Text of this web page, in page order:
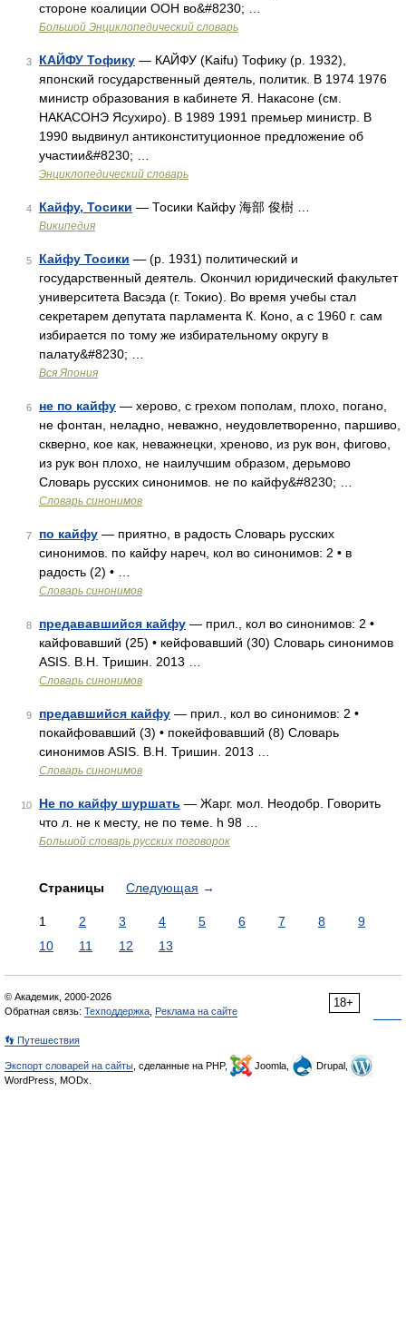
стороне коалиции ООН во&#8230; …
Большой Энциклопедический словарь
3 КАЙФУ Тофику — КАЙФУ (Kaifu) Тофику (р. 1932),
японский государственный деятель, политик. В 1974 1976
министр образования в кабинете Я. Накасоне (см.
НАКАСОНЭ Ясухиро). В 1989 1991 премьер министр. В
1990 выдвинул антиконституционное предложение об
участии&#8230; …
Энциклопедический словарь
4 Кайфу, Тосики — Тосики Кайфу 海部 俊樹 …
Википедия
5 Кайфу Тосики — (р. 1931) политический и
государственный деятель. Окончил юридический факультет
университета Васэда (г. Токио). Во время учебы стал
секретарем депутата парламента К. Коно, а с 1960 г. сам
избирается по тому же избирательному округу в
палату&#8230; …
Вся Япония
6 не по кайфу — херово, с грехом пополам, плохо, погано,
не фонтан, неладно, неважно, неудовлетворенно, паршиво,
скверно, кое как, неважнецки, хреново, из рук вон, фигово,
из рук вон плохо, не наилучшим образом, дерьмово
Словарь русских синонимов. не по кайфу&#8230; …
Словарь синонимов
7 по кайфу — приятно, в радость Словарь русских
синонимов. по кайфу нареч, кол во синонимов: 2 • в
радость (2) • …
Словарь синонимов
8 предававшийся кайфу — прил., кол во синонимов: 2 •
кайфовавший (25) • кейфовавший (30) Словарь синонимов
ASIS. В.Н. Тришин. 2013 …
Словарь синонимов
9 предавшийся кайфу — прил., кол во синонимов: 2 •
покайфовавший (3) • покейфовавший (8) Словарь
синонимов ASIS. В.Н. Тришин. 2013 …
Словарь синонимов
10 Не по кайфу шуршать — Жарг. мол. Неодобр. Говорить
что л. не к месту, не по теме. h 98 …
Большой словарь русских поговорок
Страницы Следующая →
1 2 3 4 5 6 7 8
9
10
11 12 13
18+
© Академик, 2000-2026
Обратная связь: Техподдержка Реклама на сайте
👣 Путешествия
Экспорт словарей на сайты , сделанные на PHP, Joomla,
Drupal,
WordPress, MODx.